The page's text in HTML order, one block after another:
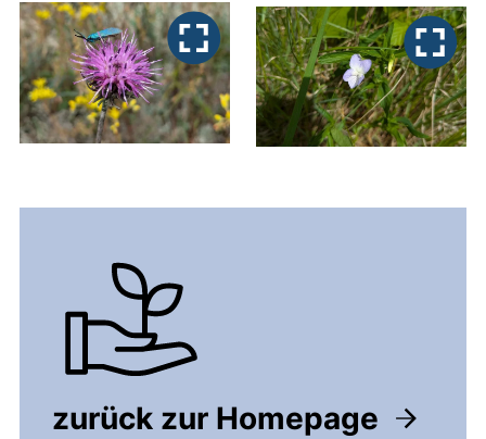
zurück zur Homepage